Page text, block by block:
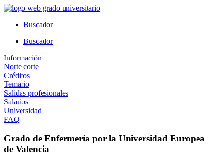
Ir
contenidoBuscador
Buscador
Información
Norte corte
Créditos
Temario
Salidas profesionales
Salarios
Universidad
FAQ
Grado de Enfermería por la Universidad Europea
de Valencia